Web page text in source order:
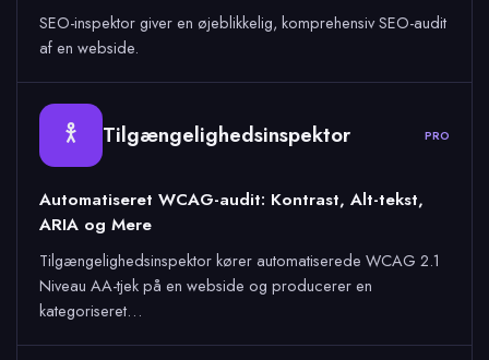
SEO-inspektor giver en øjeblikkelig, komprehensiv SEO-audit
af en webside.
Tilgængelighedsinspektor PRO
Automatiseret WCAG-audit: Kontrast, Alt-tekst,
ARIA og Mere
Tilgængelighedsinspektor kører automatiserede WCAG 2.1
Niveau AA-tjek på en webside og producerer en
kategoriseret…